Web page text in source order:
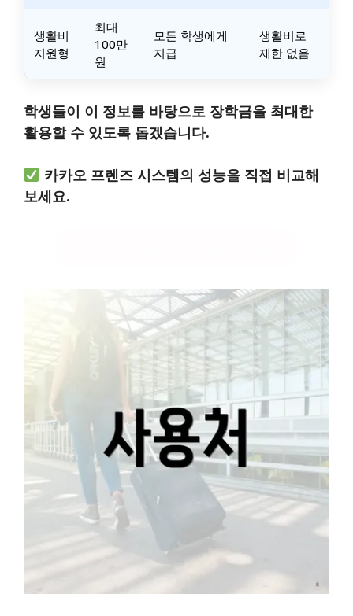
생활비
지원형
최대
100만
원
모든 학생에게
지급
생활비로
제한 없음
학생들이 이 정보를 바탕으로 장학금을 최대한
활용할 수 있도록 돕겠습니다.
카카오 프렌즈 시스템의 성능을 직접 비교해
보세요.